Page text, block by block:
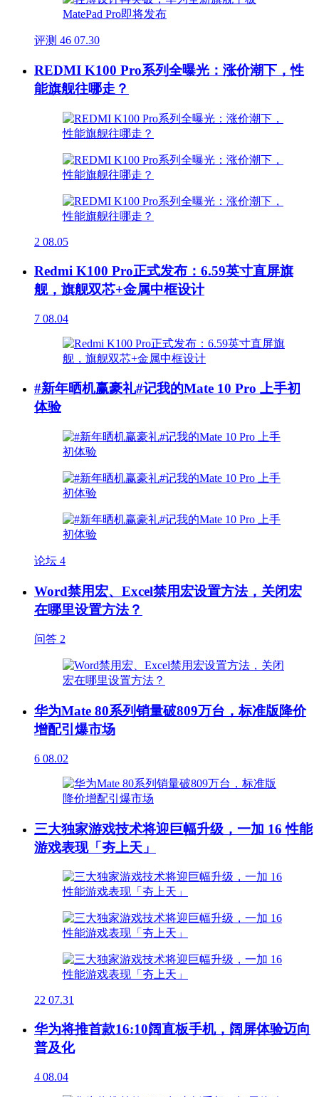
评测 46 07.30
REDMI K100 Pro系列全曝光：涨价潮下，性
能旗舰往哪走？
2 08.05
Redmi K100 Pro正式发布：6.59英寸直屏旗
舰，旗舰双芯+金属中框设计
7 08.04
#新年晒机赢豪礼#记我的Mate 10 Pro 上手初
体验
论坛 4
Word禁用宏、Excel禁用宏设置方法，关闭宏
在哪里设置方法？
问答 2
华为Mate 80系列销量破809万台，标准版降价
增配引爆市场
6 08.02
三大独家游戏技术将迎巨幅升级，一加 16 性能
游戏表现「夯上天」
22 07.31
华为将推首款16:10阔直板手机，阔屏体验迈向
普及化
4 08.04